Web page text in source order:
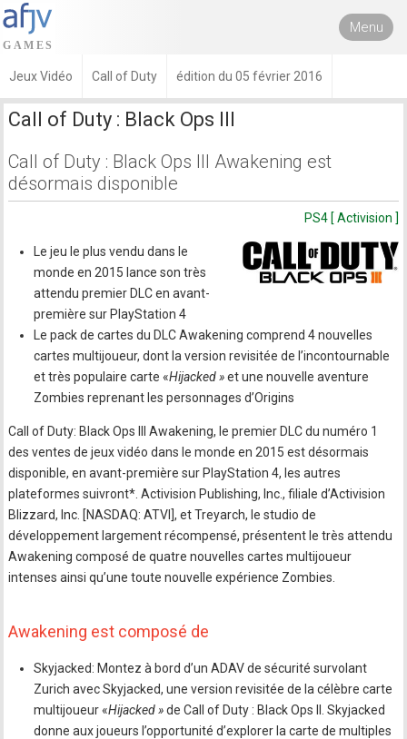
Menu
Jeux Vidéo Call of Duty édition du 05 février 2016
Call of Duty : Black Ops III
Call of Duty : Black Ops III Awakening est
désormais disponible
PS4 [ Activision ]
Le jeu le plus vendu dans le
monde en 2015 lance son très
attendu premier DLC en avant-
première sur PlayStation 4
Le pack de cartes du DLC Awakening comprend 4 nouvelles
cartes multijoueur, dont la version revisitée de l’incontournable
et très populaire carte «Hijacked »et une nouvelle aventure
Zombies reprenant les personnages d’Origins
Call of Duty: Black Ops III Awakening, le premier DLC du numéro 1
des ventes de jeux vidéo dans le monde en 2015 est désormais
disponible, en avant-première sur PlayStation 4, les autres
plateformes suivront*. Activision Publishing, Inc., filiale d’Activision
Blizzard, Inc. [NASDAQ: ATVI], et Treyarch, le studio de
développement largement récompensé, présentent le très attendu
Awakening composé de quatre nouvelles cartes multijoueur
intenses ainsi qu’une toute nouvelle expérience Zombies.
Awakening est composé de
Skyjacked: Montez à bord d’un ADAV de sécurité survolant
Zurich avec Skyjacked, une version revisitée de la célèbre carte
multijoueur «Hijacked »de Call of Duty : Black Ops II. Skyjacked
donne aux joueurs l’opportunité d’explorer la carte de multiples